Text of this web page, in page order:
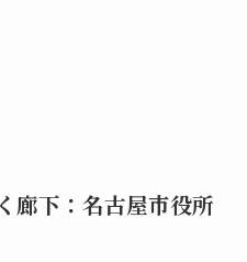
廊下：名古屋市役所